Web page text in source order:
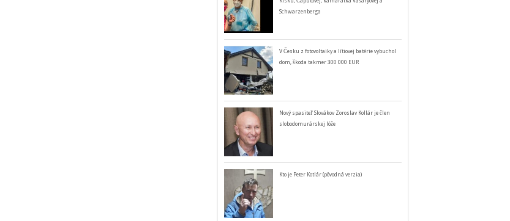
Schwarzenberga
V Česku z fotovoltaiky a lítiovej batérie vybuchol
dom, škoda takmer 300 000 EUR
Nový spasiteľ Slovákov Zoroslav Kollár je člen
slobodomurárskej lóže
Kto je Peter Kotlár (pôvodná verzia)